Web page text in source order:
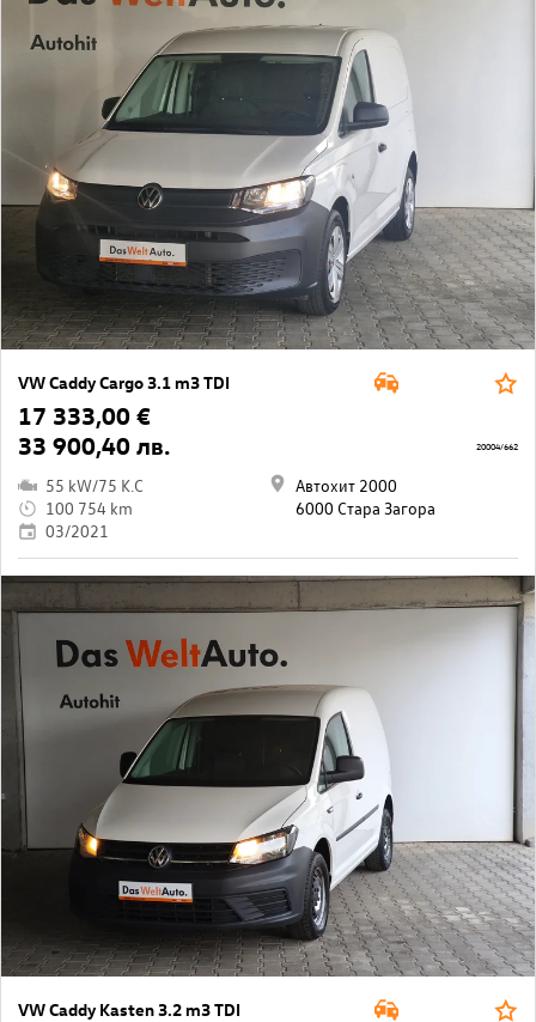
VW Caddy Cargo 3.1 m3 TDI
17 333,00 €
33 900,40 лв.
55 kW/75 K.C
100 754 km
03/2021
Автохит 2000
6000 Стара Загора
20004/662
VW Caddy Kasten 3.2 m3 TDI